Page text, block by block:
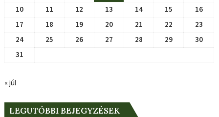
10
11 12 13 14 15
16
17
18 19 20 21 22
23
24
25 26 27 28 29
30
31
« júl
LEGUTÓBBI BEJEGYZÉSEK